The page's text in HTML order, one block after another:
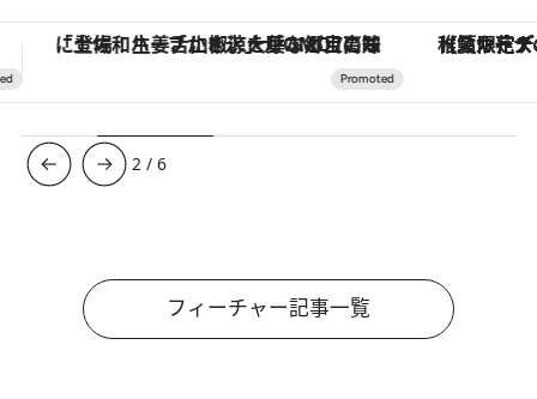
【夏限定ディナーコース】旬を迎える稚鮎や花ズッキーニなどをイタリア・トスカーナの郷土料理の手法で満喫！ ヴァシュロン・コンスタンタ
3 /6
フィーチャー記事一覧